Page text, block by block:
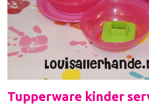
Tupperware kinder